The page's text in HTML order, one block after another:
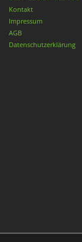
Kontakt
Impressum
AGB
Datenschutzerklärung